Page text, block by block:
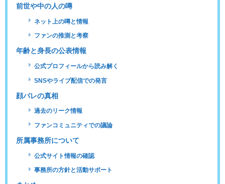
前世や中の人の噂
ネット上の噂と情報
ファンの推測と考察
年齢と身長の公表情報
公式プロフィールから読み解く
SNSやライブ配信での発言
顔バレの真相
過去のリーク情報
ファンコミュニティでの議論
所属事務所について
公式サイト情報の確認
事務所の方針と活動サポート